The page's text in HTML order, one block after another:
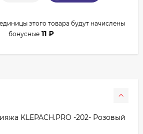
этого товара будут начислены
бонусные 11 ₽
KLEPACH.PRO -202- Розовый